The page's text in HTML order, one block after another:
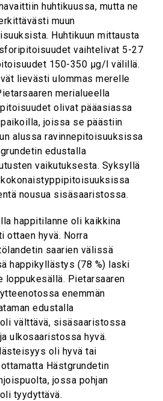
huhtikuussa, mutta ne
muun
Huhtikuun mittausta
vaihtelivat 5-27
150-350 µg/l välillä.
lievästi ulommas merelle
merialueella
olivat pääasiassa
joissa se päästiin
alussa ravinnepitoisuuksissa
edustalla
vaikutuksesta. Syksyllä
nousua sisäsaaristossa.
happitilanne oli kaikkina
ottaen hyvä. Norra
saarien välissä
happikyllästys (78 %) laski
loppukesällä. Pietarsaaren
enemmän
edustalla
välttävä, sisäsaaristossa
ulkosaaristossa hyvä.
oli hyvä tai
Hästgrundetin
jossa pohjan
tyydyttävä.